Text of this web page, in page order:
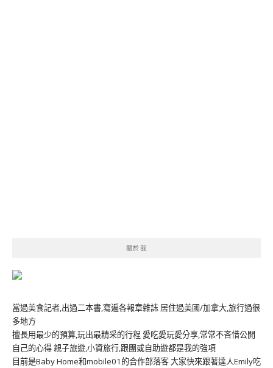
關於我
當過美食記者,出過二本書,寫遍各報章雜誌 居住過美國/加拿大,旅行過很
多地方
擅長用最少的預算,玩出最精采的行程 愛吃愛玩愛分享,常常不吝惜公開
自己的心得 親子旅遊,小資旅行,跟團或自助遊都是我的強項
目前是Baby Home和mobile01的合作部落客 大家快來跟著達人Emily吃